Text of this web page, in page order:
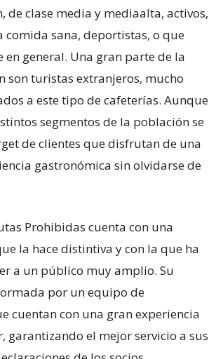
de clase media y mediaalta, activos,
comida sana, deportistas, o que
general. Una gran parte de la
son turistas extranjeros, mucho
a este tipo de cafeterías. Aunque
segmentos de la población se
de clientes que disfrutan de una
gastronómica sin olvidarse de
Prohibidas cuenta con una
la hace distintiva y con la que ha
a un público muy amplio. Su
por un equipo de
cuentan con una gran experiencia
garantizando el mejor servicio a sus